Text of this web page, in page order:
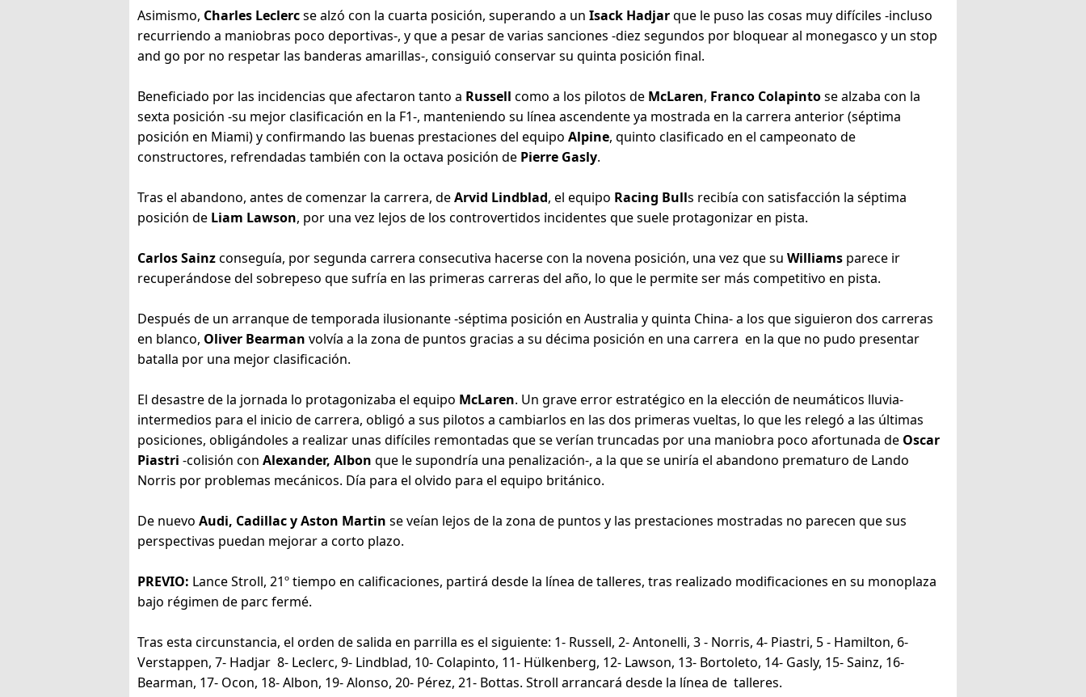
Asimismo, Charles Leclercse alzó con la cuarta posición, superando a unIsack Hadjarque le puso las cosas muy difíciles -incluso
recurriendo a maniobras poco deportivas-, y que a pesar de varias sanciones -diez segundos por bloquear al monegasco y un stop
and go por no respetar las banderas amarillas-, consiguió conservar su quinta posición final.
Beneficiado por las incidencias que afectaron tanto a Russell como a los pilotos de McLaren, Franco Colapintose alzaba con la
sexta posición -su mejor clasificación en la F1-, manteniendo su línea ascendente ya mostrada en la carrera anterior (séptima
posición en Miami) y confirmando las buenas prestaciones del equipoAlpine, quinto clasificado en el campeonato de
constructores, refrendadas también con la octava posición de Pierre Gasly.
Tras el abandono, antes de comenzar la carrera, deArvid Lindblad, el equipo Racing Bulls recibía con satisfacción la séptima
posición de Liam Lawson, por una vez lejos de los controvertidos incidentes que suele protagonizar en pista.
Carlos Sainzconseguía, por segunda carrera consecutiva hacerse con la novena posición, una vez que suWilliams parece ir
recuperándose del sobrepeso que sufría en las primeras carreras del año, lo que le permite ser más competitivo en pista.
Después de un arranque de temporada ilusionante -séptima posición en Australia y quinta China- a los que siguieron dos carreras
en blanco, Oliver Bearman volvía a la zona de puntos gracias a su décima posición en una carrera en la que no pudo presentar
batalla por una mejor clasificación.
El desastre de la jornada lo protagonizaba el equipo McLaren. Un grave error estratégico en la elección de neumáticos lluvia-
intermedios para el inicio de carrera, obligó a sus pilotos a cambiarlos en las dos primeras vueltas, lo que les relegó a las últimas
posiciones, obligándoles a realizar unas difíciles remontadas que se verían truncadas por una maniobra poco afortunada de Oscar
Piastri -colisión conAlexander, Albon que le supondría una penalización-, a la que se uniría el abandono prematuro de Lando
Norris por problemas mecánicos. Día para el olvido para el equipo británico.
De nuevoAudi, Cadillac y Aston Martin se veían lejos de la zona de puntos y las prestaciones mostradas no parecen que sus
perspectivas puedan mejorar a corto plazo.
PREVIO: Lance Stroll, 21º tiempo en calificaciones, partirá desde la línea de talleres, tras realizado modificaciones en su monoplaza
bajo régimen de parc fermé.
Tras esta circunstancia, el orden de salida en parrilla es el siguiente: 1- Russell, 2- Antonelli, 3 - Norris, 4- Piastri, 5 - Hamilton, 6-
Verstappen, 7- Hadjar 8- Leclerc, 9- Lindblad, 10- Colapinto, 11- Hülkenberg, 12- Lawson, 13- Bortoleto, 14- Gasly, 15- Sainz, 16-
Bearman, 17- Ocon, 18- Albon, 19- Alonso, 20- Pérez, 21- Bottas. Stroll arrancará desde la línea de talleres.